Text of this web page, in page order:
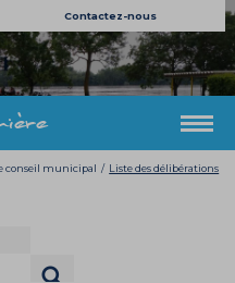
Contactez-nous
conseil municipal / Liste des délibérations